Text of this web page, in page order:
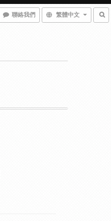
聯絡我們 繁體中文